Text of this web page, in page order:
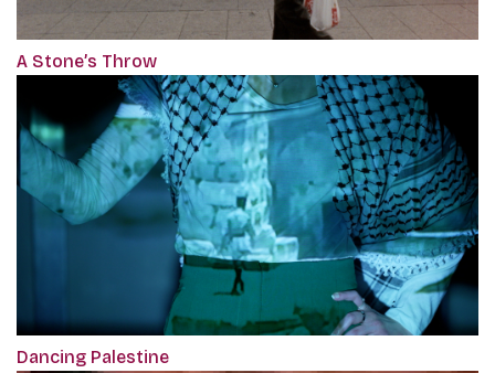
A Stone’s Throw
Dancing Palestine